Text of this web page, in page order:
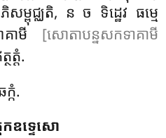
ម្ពុជ្ឈតិ, ន ច ទិដ្ឋេវ ធម្មេ
គាមី [សោតាបន្នសកទាគាមី
ត្តំ.
ក្កំ.
ឧទ្ទេសោ